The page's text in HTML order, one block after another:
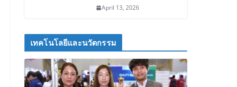
April 13, 2026
เทคโนโลยีและนวัตกรรม